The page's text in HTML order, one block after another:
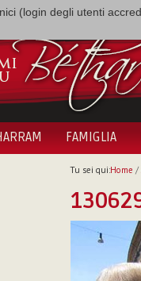
(login degli utenti
FAMIGLIA
Tu sei qui:Home /